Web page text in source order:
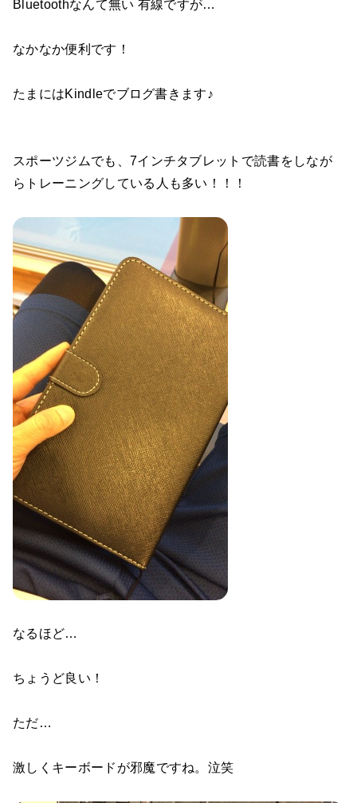
Bluetoothなんて無い 有線ですが…
なかなか便利です！
たまにはKindleでブログ書きます♪
スポーツジムでも、7インチタブレットで読書をしなが
らトレーニングしている人も多い！！！
なるほど…
ちょうど良い！
ただ…
激しくキーボードが邪魔ですね。泣笑